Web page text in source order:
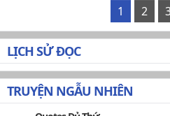
con trai tỏ tình, hơn
tôi ghét nhất. ---
1 2
LỊCH SỬ ĐỌC
TRUYỆN NGẪU NHIÊN